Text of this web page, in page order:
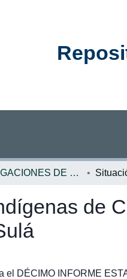
INVESTIGACIONES DE BASE EE
de
el DÉCIMO INFORME